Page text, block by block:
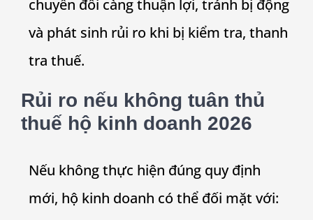
chuyển đổi càng thuận lợi, tránh bị động
và phát sinh rủi ro khi bị kiểm tra, thanh
tra thuế.
Rủi ro nếu không tuân thủ
thuế hộ kinh doanh 2026
Nếu không thực hiện đúng quy định
mới, hộ kinh doanh có thể đối mặt với: